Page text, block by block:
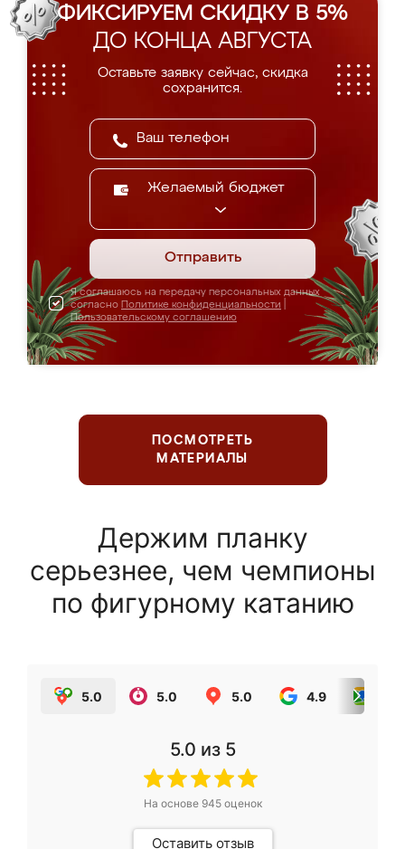
ФИКСИРУЕМ СКИДКУ В 5%
ДО КОНЦА АВГУСТА
Оставьте заявку сейчас, скидка
сохранится.
Желаемый бюджет
Отправить
Я соглашаюсь на передачу персональных данных
согласно Политике конфиденциальности
Пользовательскому соглашению
ПОСМОТРЕТЬ
МАТЕРИАЛЫ
Держим планку
серьезнее, чем чемпионы
по фигурному катанию
5.0 5.0 5.0 4.9
5.0 из 5
На основе 945оценок
Оставить отзыв